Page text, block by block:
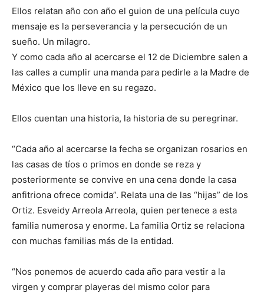
Ellos relatan año con año el guion de una película cuyo
mensaje es la perseverancia y la persecución de un
sueño. Un milagro.
Y como cada año al acercarse el 12 de Diciembre salen a
las calles a cumplir una manda para pedirle a la Madre de
México que los lleve en su regazo.
Ellos cuentan una historia, la historia de su peregrinar.
“Cada año al acercarse la fecha se organizan rosarios en
las casas de tíos o primos en donde se reza y
posteriormente se convive en una cena donde la casa
anfitriona ofrece comida”. Relata una de las “hijas” de los
Ortiz. Esveidy Arreola Arreola, quien pertenece a esta
familia numerosa y enorme. La familia Ortiz se relaciona
con muchas familias más de la entidad.
“Nos ponemos de acuerdo cada año para vestir a la
virgen y comprar playeras del mismo color para